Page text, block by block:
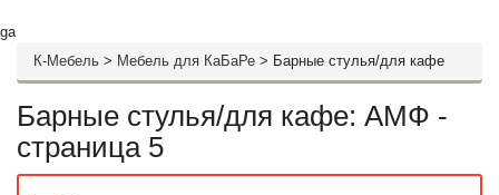
ga
К-Мебель > Мебель для КаБаРе > Барные стулья/для кафе
Барные стулья/для кафе: АМФ -
страница 5